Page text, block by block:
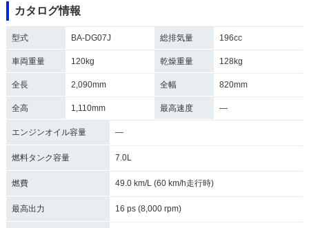
カタログ情報
型式 BA-DG07J 総排気量 196cc
車両重量 120kg 乾燥重量 128kg
全長 2,090mm 全幅 820mm
全高 1,110mm 最高速度 ―
エンジンオイル容量 ―
燃料タンク容量 7.0L
燃費 49.0 km/L (60 km/h走行時)
最高出力 16 ps (8,000 rpm)